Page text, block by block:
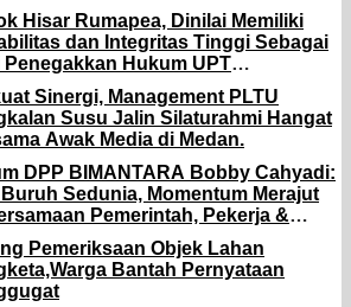
Hisar Rumapea, Dinilai Memiliki
dan Integritas Tinggi Sebagai
Penegakkan Hukum UPT
Ketenagakerjaan Wilayah II
Sumut.
Sinergi, Management PLTU
Susu Jalin Silaturahmi Hangat
Awak Media di Medan.
DPP BIMANTARA Bobby Cahyadi:
Buruh Sedunia, Momentum Merajut
Pemerintah, Pekerja &
Pemeriksaan Objek Lahan
Bantah Pernyataan